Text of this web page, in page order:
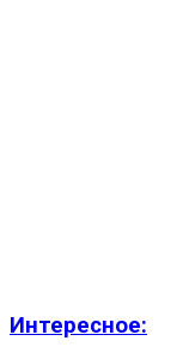
Интересное: